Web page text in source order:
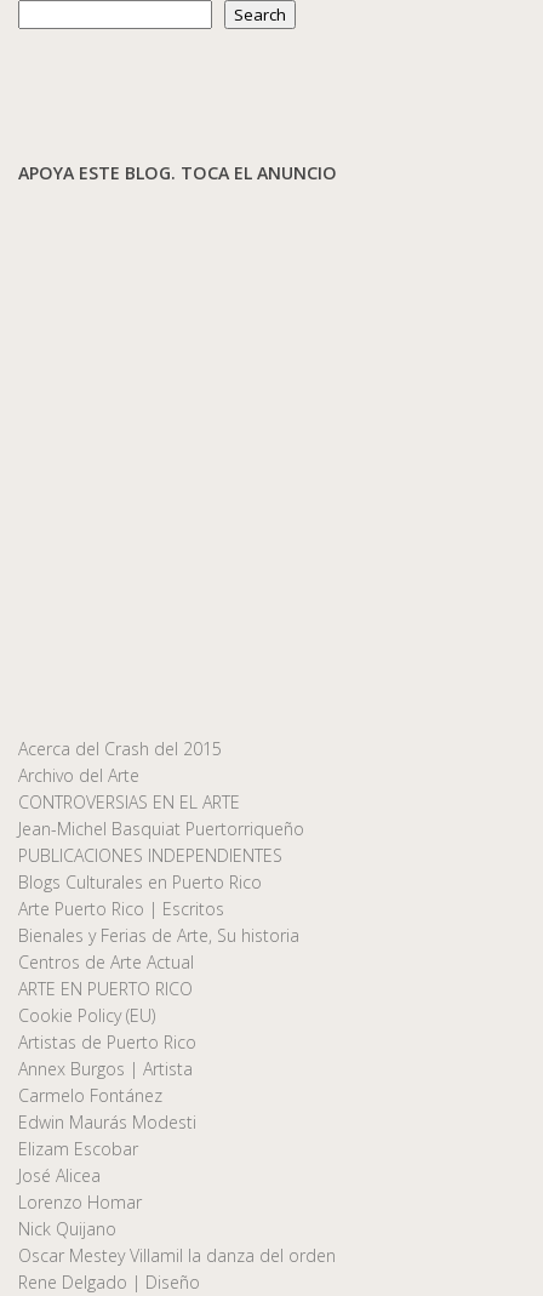
Search
APOYA ESTE BLOG. TOCA EL ANUNCIO
Acerca del Crash del 2015
Archivo del Arte
CONTROVERSIAS EN EL ARTE
Jean-Michel Basquiat Puertorriqueño
PUBLICACIONES INDEPENDIENTES
Blogs Culturales en Puerto Rico
Arte Puerto Rico | Escritos
Bienales y Ferias de Arte, Su historia
Centros de Arte Actual
ARTE EN PUERTO RICO
Cookie Policy (EU)
Artistas de Puerto Rico
Annex Burgos | Artista
Carmelo Fontánez
Edwin Maurás Modesti
Elizam Escobar
José Alicea
Lorenzo Homar
Nick Quijano
Oscar Mestey Villamil la danza del orden
Rene Delgado | Diseño